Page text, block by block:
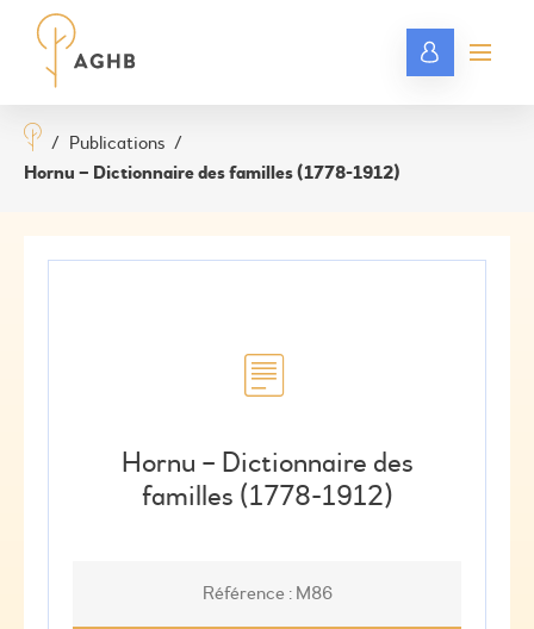
/ Publications /
Hornu – Dictionnaire des familles (1778-1912)
Hornu – Dictionnaire des
familles (1778-1912)
Référence : M86